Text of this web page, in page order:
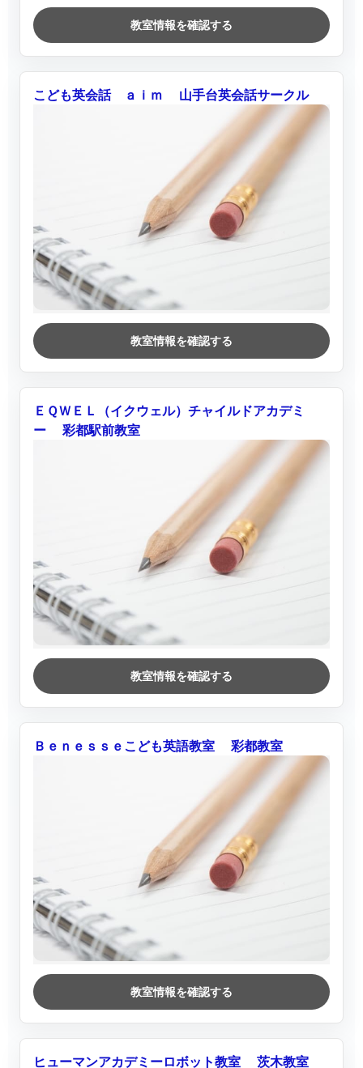
教室情報を確認する
こども英会話 ａｉｍ 山手台英会話サークル
教室情報を確認する
ＥＱＷＥＬ（イクウェル）チャイルドアカデミ
ー 彩都駅前教室
教室情報を確認する
Ｂｅｎｅｓｓｅこども英語教室 彩都教室
教室情報を確認する
ヒューマンアカデミーロボット教室 茨木教室